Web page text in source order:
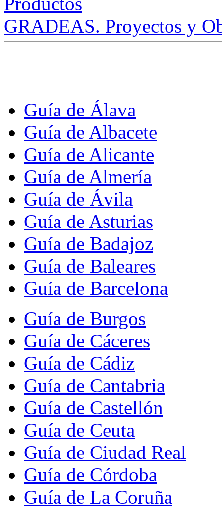
GRADEAS. Proyectos y
Guía de Álava
Guía de Albacete
Guía de Alicante
Guía de Almería
Guía de Ávila
Guía de Asturias
Guía de Badajoz
Guía de Baleares
Guía de Barcelona
Guía de Burgos
Guía de Cáceres
Guía de Cádiz
Guía de Cantabria
Guía de Castellón
Guía de Ceuta
Guía de Ciudad Real
Guía de Córdoba
Guía de La Coruña